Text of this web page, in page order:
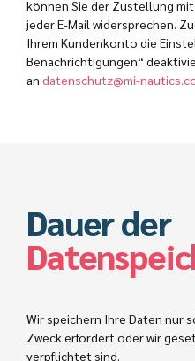
können Sie der Zustellung mit
jeder E-Mail widersprechen.
Ihrem Kundenkonto die
Benachrichtigungen“
an datenschutz@mi-
Dauer der
Wir speichern Ihre Daten nur
Zweck erfordert oder wir
verpflichtet sind.